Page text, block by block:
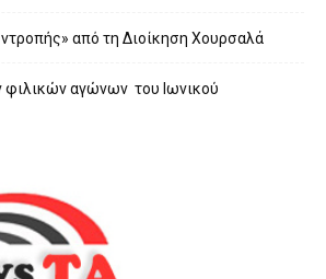
από τη Διοίκηση Χουρσαλά
αγώνων του Ιωνικού